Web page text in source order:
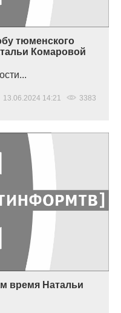
тюменского
Комаровой
13.06.2024 14:21 3383
время Натальи